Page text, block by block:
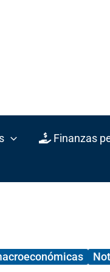
Finanzas